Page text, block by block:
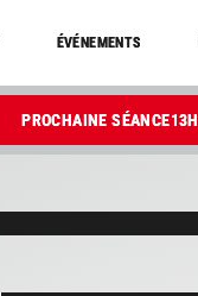
ÉVÉNEMENTS
PROCHAINE SÉANCE13H